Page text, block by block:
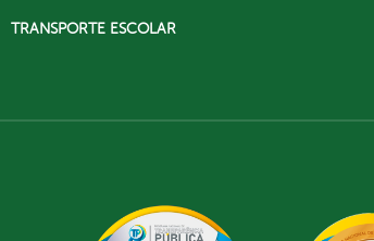
TRANSPORTE ESCOLAR